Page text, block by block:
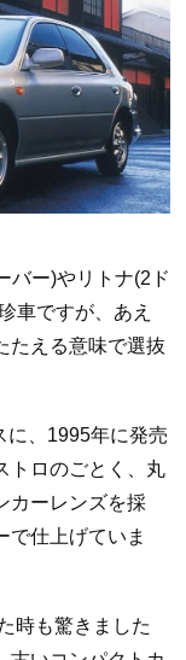
バー)やリトナ(2ド
車ですが、あえ
たえる意味で選抜
に、1995年に発売
トロのごとく、丸
カーレンズを採
で仕上げていま
時も驚きました